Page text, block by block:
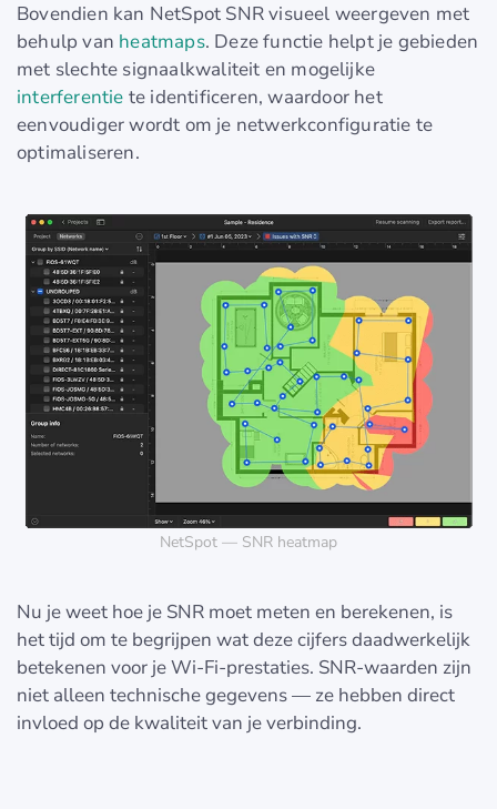
Bovendien kan NetSpot SNR visueel weergeven met
behulp van heatmaps. Deze functie helpt je gebieden
met slechte signaalkwaliteit en mogelijke
interferentie te identificeren, waardoor het
eenvoudiger wordt om je netwerkconfiguratie te
optimaliseren.
NetSpot — SNR heatmap
Nu je weet hoe je SNR moet meten en berekenen, is
het tijd om te begrijpen wat deze cijfers daadwerkelijk
betekenen voor je Wi-Fi-prestaties. SNR-waarden zijn
niet alleen technische gegevens — ze hebben direct
invloed op de kwaliteit van je verbinding.